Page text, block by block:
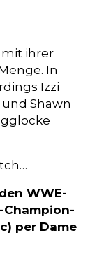
mit ihrer
In
Izzi
Shawn
WWE-
Champion-
per Dame